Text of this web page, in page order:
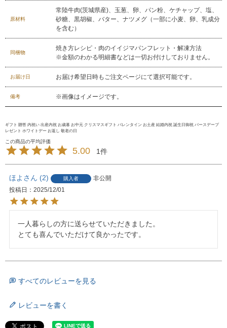
原材料
常陸牛肉(茨城県産)、玉葱、卵、パン粉、ケチャップ、塩、
砂糖、黒胡椒、バター、ナツメグ（一部に小麦、卵、乳成分
を含む）
同梱物
焼き方レシピ・肉のイイジマパンフレット・解凍方法
※金額のわかる明細書などは一切お付けしておりません。
お届け日 お届け希望日時もご注文ページにて選択可能です。
備考 ※画像はイメージです。
ギフト 贈答 内祝い 出産内祝 お歳暮 お中元 クリスマスギフト バレンタイン お土産 結婚内祝 誕生日御祝 バースデープ
レゼント ホワイトデー お返し 敬老の日
5.00 1
ほよ 2 購入者
非公開
投稿日
2025/12/01
一人暮らしの方に送らせていただきました。
とても喜んでいただけて良かったです。
すべてのレビューを見る
レビューを書く